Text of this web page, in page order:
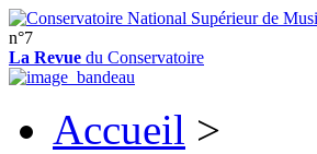
n°7
La Revue du Conservatoire
Accueil >